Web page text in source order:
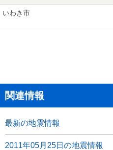
いわき市
関連情報
最新の地震情報
2011年05月25日の地震情報